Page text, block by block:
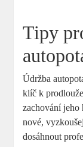
Tipy
Údržba
klíč k
zachování jeho
nové,
dosáhnout